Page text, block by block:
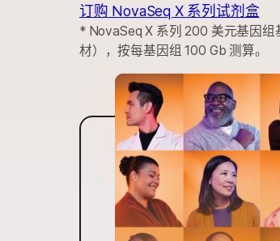
订购 NovaSeq X 系列试剂盒
* NovaSeq X 系列 200 美元基因
材），按每基因组 100 Gb 测算。